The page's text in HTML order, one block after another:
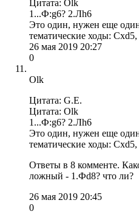
Цитата: Olk
1...Ф:g6? 2.Лh6
Это один, нужен еще
тематические ходы:
26 мая 2019 20:27
0
Olk
Цитата: G.E.
Цитата: Olk
1...Ф:g6? 2.Лh6
Это один, нужен еще
тематические ходы:
Ответы в 8 комменте.
ложный - 1.Фd8? что ли?
26 мая 2019 20:45
0